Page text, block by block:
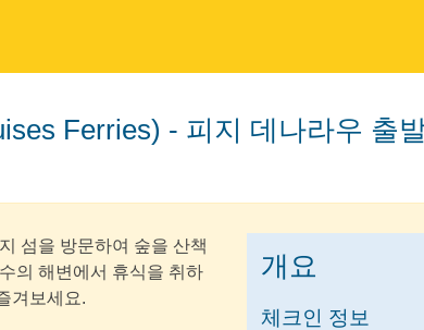
Ferries) - 피지 데나라우 출
섬을 방문하여 숲을 산책
의 해변에서 휴식을 취하
겨보세요.
개요
체크인 정보